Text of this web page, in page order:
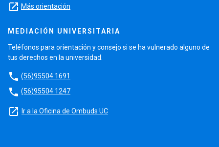
launch Más orientación
MEDIACIÓN UNIVERSITARIA
Teléfonos para orientación y consejo si se ha vulnerado alguno de
tus derechos en la universidad.
phone (56)95504 1691
phone (56)95504 1247
launch Ir a la Oficina de Ombuds UC